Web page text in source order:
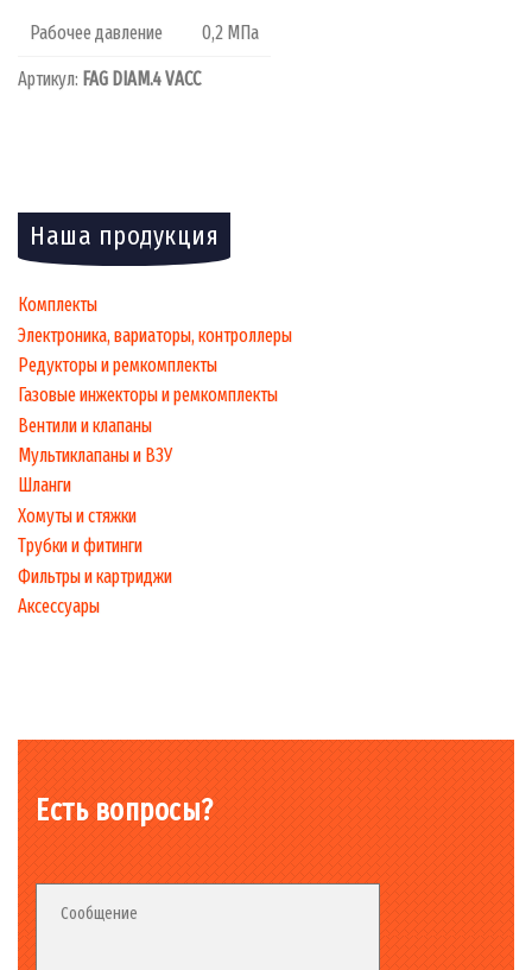
Рабочее давление 0,2 МПа
Артикул: FAG DIAM.4 VACC
Наша продукция
Комплекты
Электроника, вариаторы, контроллеры
Редукторы и ремкомплекты
Газовые инжекторы и ремкомплекты
Вентили и клапаны
Мультиклапаны и ВЗУ
Шланги
Хомуты и стяжки
Трубки и фитинги
Фильтры и картриджи
Аксессуары
Есть вопросы?
Fieldset
Сообщение